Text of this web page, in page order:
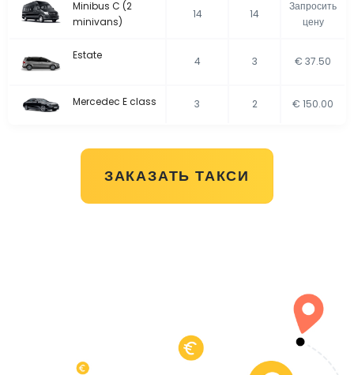
Minibus C (2
minivans)
14 14
Запросить
цену
Estate 4 3 € 37.50
Mercedec E class 3 2 € 150.00
ЗАКАЗАТЬ ТАКСИ